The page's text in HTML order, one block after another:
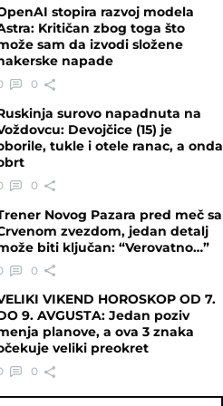
stopira razvoj modela
Kritičan zbog toga što
sam da izvodi složene
napade
0
surovo napadnuta na
Devojčice (15) je
tukle i otele ranac, a onda
0
Novog Pazara pred meč sa
zvezdom, jedan detalj
biti ključan: “Verovatno…”
0
VIKEND HOROSKOP OD 7.
9. AVGUSTA: Jedan poziv
planove, a ova 3 znaka
veliki preokret
0